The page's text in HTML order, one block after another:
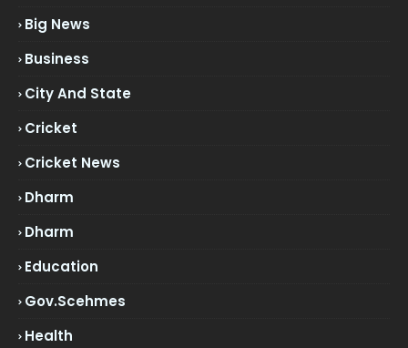
Big News
Business
City And State
Cricket
Cricket News
Dharm
Dharm
Education
Gov.scehmes
Health